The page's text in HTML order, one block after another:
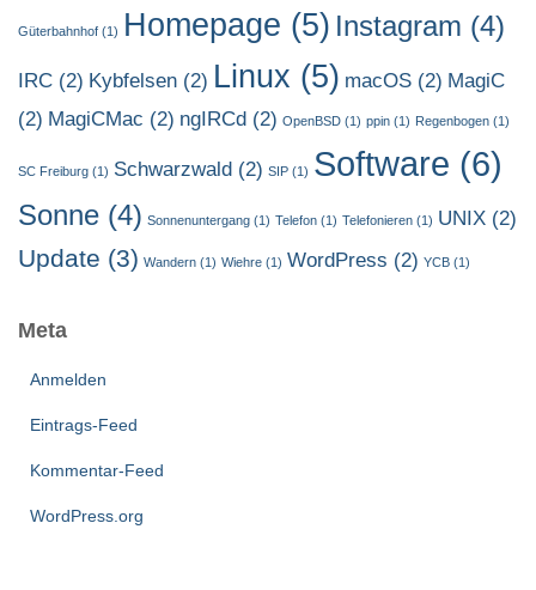
Güterbahnhof (1) Homepage (5) Instagram (4)
IRC (2) Kybfelsen (2) Linux (5) macOS (2) MagiC
(2) MagiCMac (2) ngIRCd (2) OpenBSD (1) ppin (1) Regenbogen (1)
SC Freiburg (1) Schwarzwald (2) SIP (1) Software (6)
Sonne (4) Sonnenuntergang (1) Telefon (1) Telefonieren (1) UNIX (2)
Update (3) Wandern (1) Wiehre (1) WordPress (2) YCB (1)
Meta
Anmelden
Eintrags-Feed
Kommentar-Feed
WordPress.org